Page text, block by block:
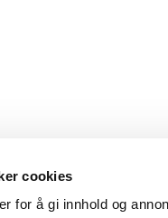
cookies
for å gi innhold og